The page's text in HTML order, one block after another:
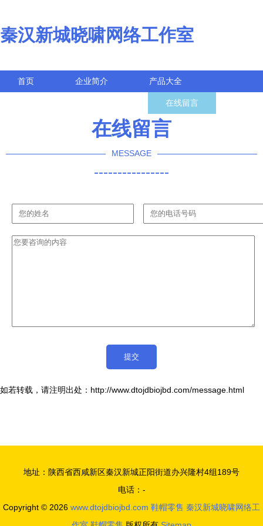
秦汉新城晓啸网络工作室
首页 企业简介 产品大全
在线留言
在线留言
MESSAGE
----------------
如若转载，请注明出处：http://www.dtojdbiojbd.com/message.html
地址：陕西省西咸新区秦汉新城正阳街道办兴隆村4组189号
电话：-
Copyright © 2026 www.dtojdbiojbd.com 鞋帽零售 秦汉新城晓啸网络工